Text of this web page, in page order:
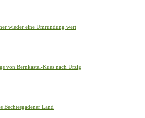
wieder eine Umrundung wert
von Bernkastel-Kues nach Ürzig
Bechtesgadener Land